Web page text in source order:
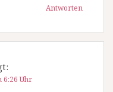
Antworten
6:26 Uhr